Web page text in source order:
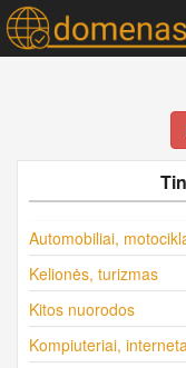
Automobiliai,
Kelionės, turizmas
Kitos nuorodos
Kompiuteriai,